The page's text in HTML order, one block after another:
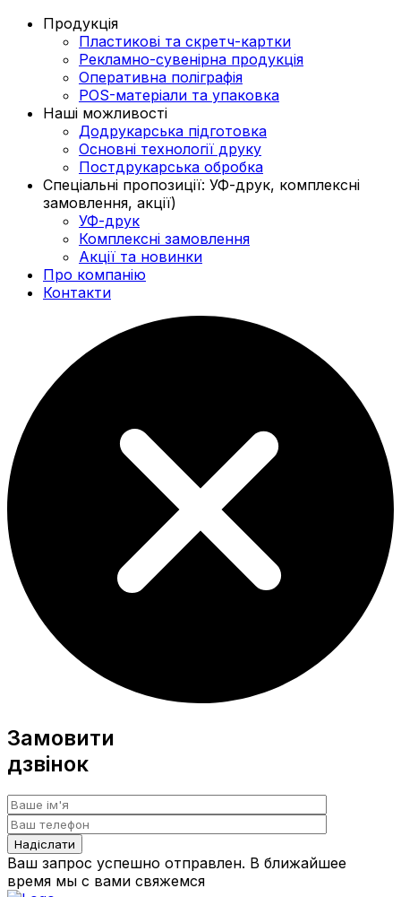
Продукція
Пластикові та скретч-картки
Рекламно-сувенірна продукція
Оперативна поліграфія
POS-матеріали та упаковка
Наші можливості
Додрукарська підготовка
Основні технології друку
Постдрукарська обробка
Спеціальні пропозиції: УФ-друк, комплексні
замовлення, акції)
УФ-друк
Комплексні замовлення
Акції та новинки
Про компанію
Контакти
Замовити
дзвінок
Ваш запрос успешно отправлен. В ближайшее
время мы с вами свяжемся